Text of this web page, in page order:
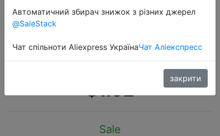
батареи АА 3800 люмен
портативный фонарь XPE COB
охотничий Рабочий фонарь
$1.92
Sale
Автоматичний збирач знижок з різних джерел
@SaleStack
Чат спільноти Aliexpress УкраїнаЧат Аліекспресс
закрити